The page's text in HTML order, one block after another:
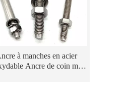
à manches en acier
Ancre de coin mur